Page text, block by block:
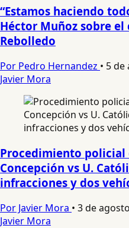
“Estamos haciendo
Héctor Muñoz sobre el
Rebolledo
Por Pedro Hernandez • 5 de
Javier Mora
Procedimiento policial
Concepción vs U.
infracciones y dos
Por Javier Mora • 3 de
Javier Mora